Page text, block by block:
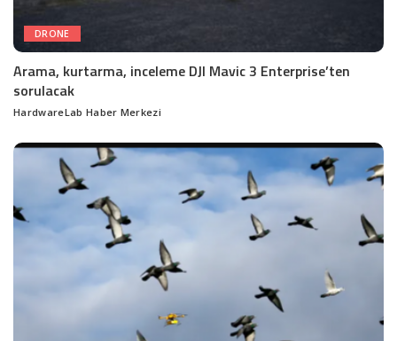
DRONE
Arama, kurtarma, inceleme DJI Mavic 3 Enterprise’ten
sorulacak
Posted
HardwareLab Haber Merkezi